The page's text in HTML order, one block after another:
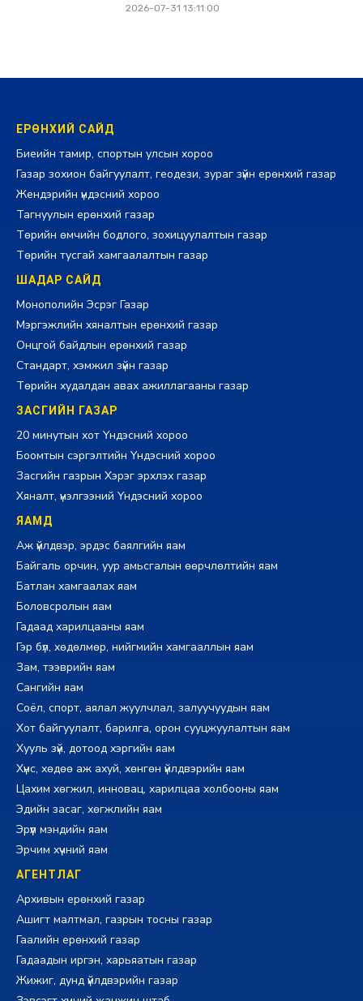
2026-07-31 13:11:00
ЕРӨНХИЙ САЙД
Биеийн тамир, спортын улсын хороо
Газар зохион байгуулалт, геодези, зураг зүйн ерөнхий газар
Жендэрийн үндэсний хороо
Тагнуулын ерөнхий газар
Төрийн өмчийн бодлого, зохицуулалтын газар
Төрийн тусгай хамгаалалтын газар
ШАДАР САЙД
Монополийн Эсрэг Газар
Мэргэжлийн хяналтын ерөнхий газар
Онцгой байдлын ерөнхий газар
Стандарт, хэмжил зүйн газар
Төрийн худалдан авах ажиллагааны газар
ЗАСГИЙН ГАЗАР
20 минутын хот Үндэсний хороо
Боомтын сэргэлтийн Үндэсний хороо
Засгийн газрын Хэрэг эрхлэх газар
Хяналт, үнэлгээний Үндэсний хороо
ЯАМД
Аж үйлдвэр, эрдэс баялгийн яам
Байгаль орчин, уур амьсгалын өөрчлөлтийн яам
Батлан хамгаалах яам
Боловсролын яам
Гадаад харилцааны яам
Гэр бүл, хөдөлмөр, нийгмийн хамгааллын яам
Зам, тээврийн яам
Сангийн яам
Соёл, спорт, аялал жуулчлал, залуучуудын яам
Хот байгуулалт, барилга, орон сууцжуулалтын яам
Хууль зүй, дотоод хэргийн яам
Хүнс, хөдөө аж ахуй, хөнгөн үйлдвэрийн яам
Цахим хөгжил, инновац, харилцаа холбооны яам
Эдийн засаг, хөгжлийн яам
Эрүүл мэндийн яам
Эрчим хүчний яам
АГЕНТЛАГ
Архивын ерөнхий газар
Ашигт малтмал, газрын тосны газар
Гаалийн ерөнхий газар
Гадаадын иргэн, харьяатын газар
Жижиг, дунд үйлдвэрийн газар